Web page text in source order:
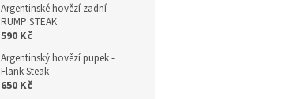
Argentinské hovězí zadní -
RUMP STEAK
590 Kč
Argentinský hovězí pupek -
Flank Steak
650 Kč